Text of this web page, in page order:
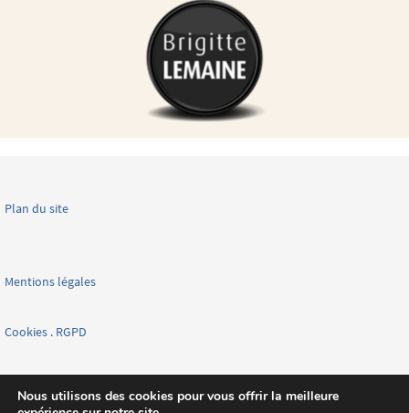
Plan du site
Mentions légales
Cookies . RGPD
Nous utilisons des cookies pour vous offrir la meilleure